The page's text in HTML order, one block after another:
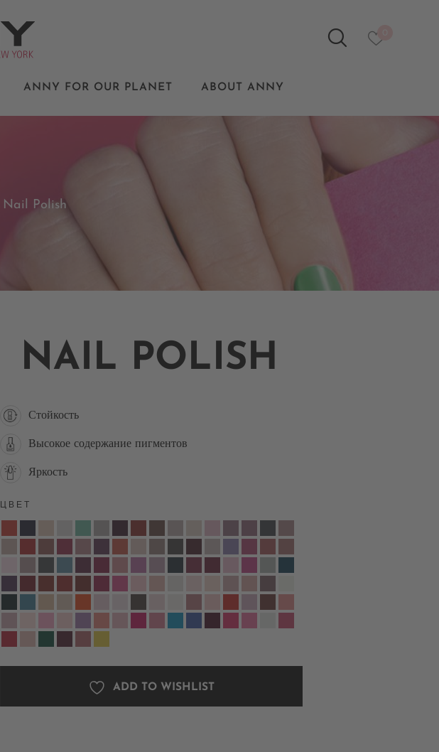
ANNY FOR OUR PLANET ABOUT ANNY
Nail Polish
NAIL POLISH
Стойкость
Высокое содержание пигментов
Яркость
ЦВЕТ
ADD TO WISHLIST